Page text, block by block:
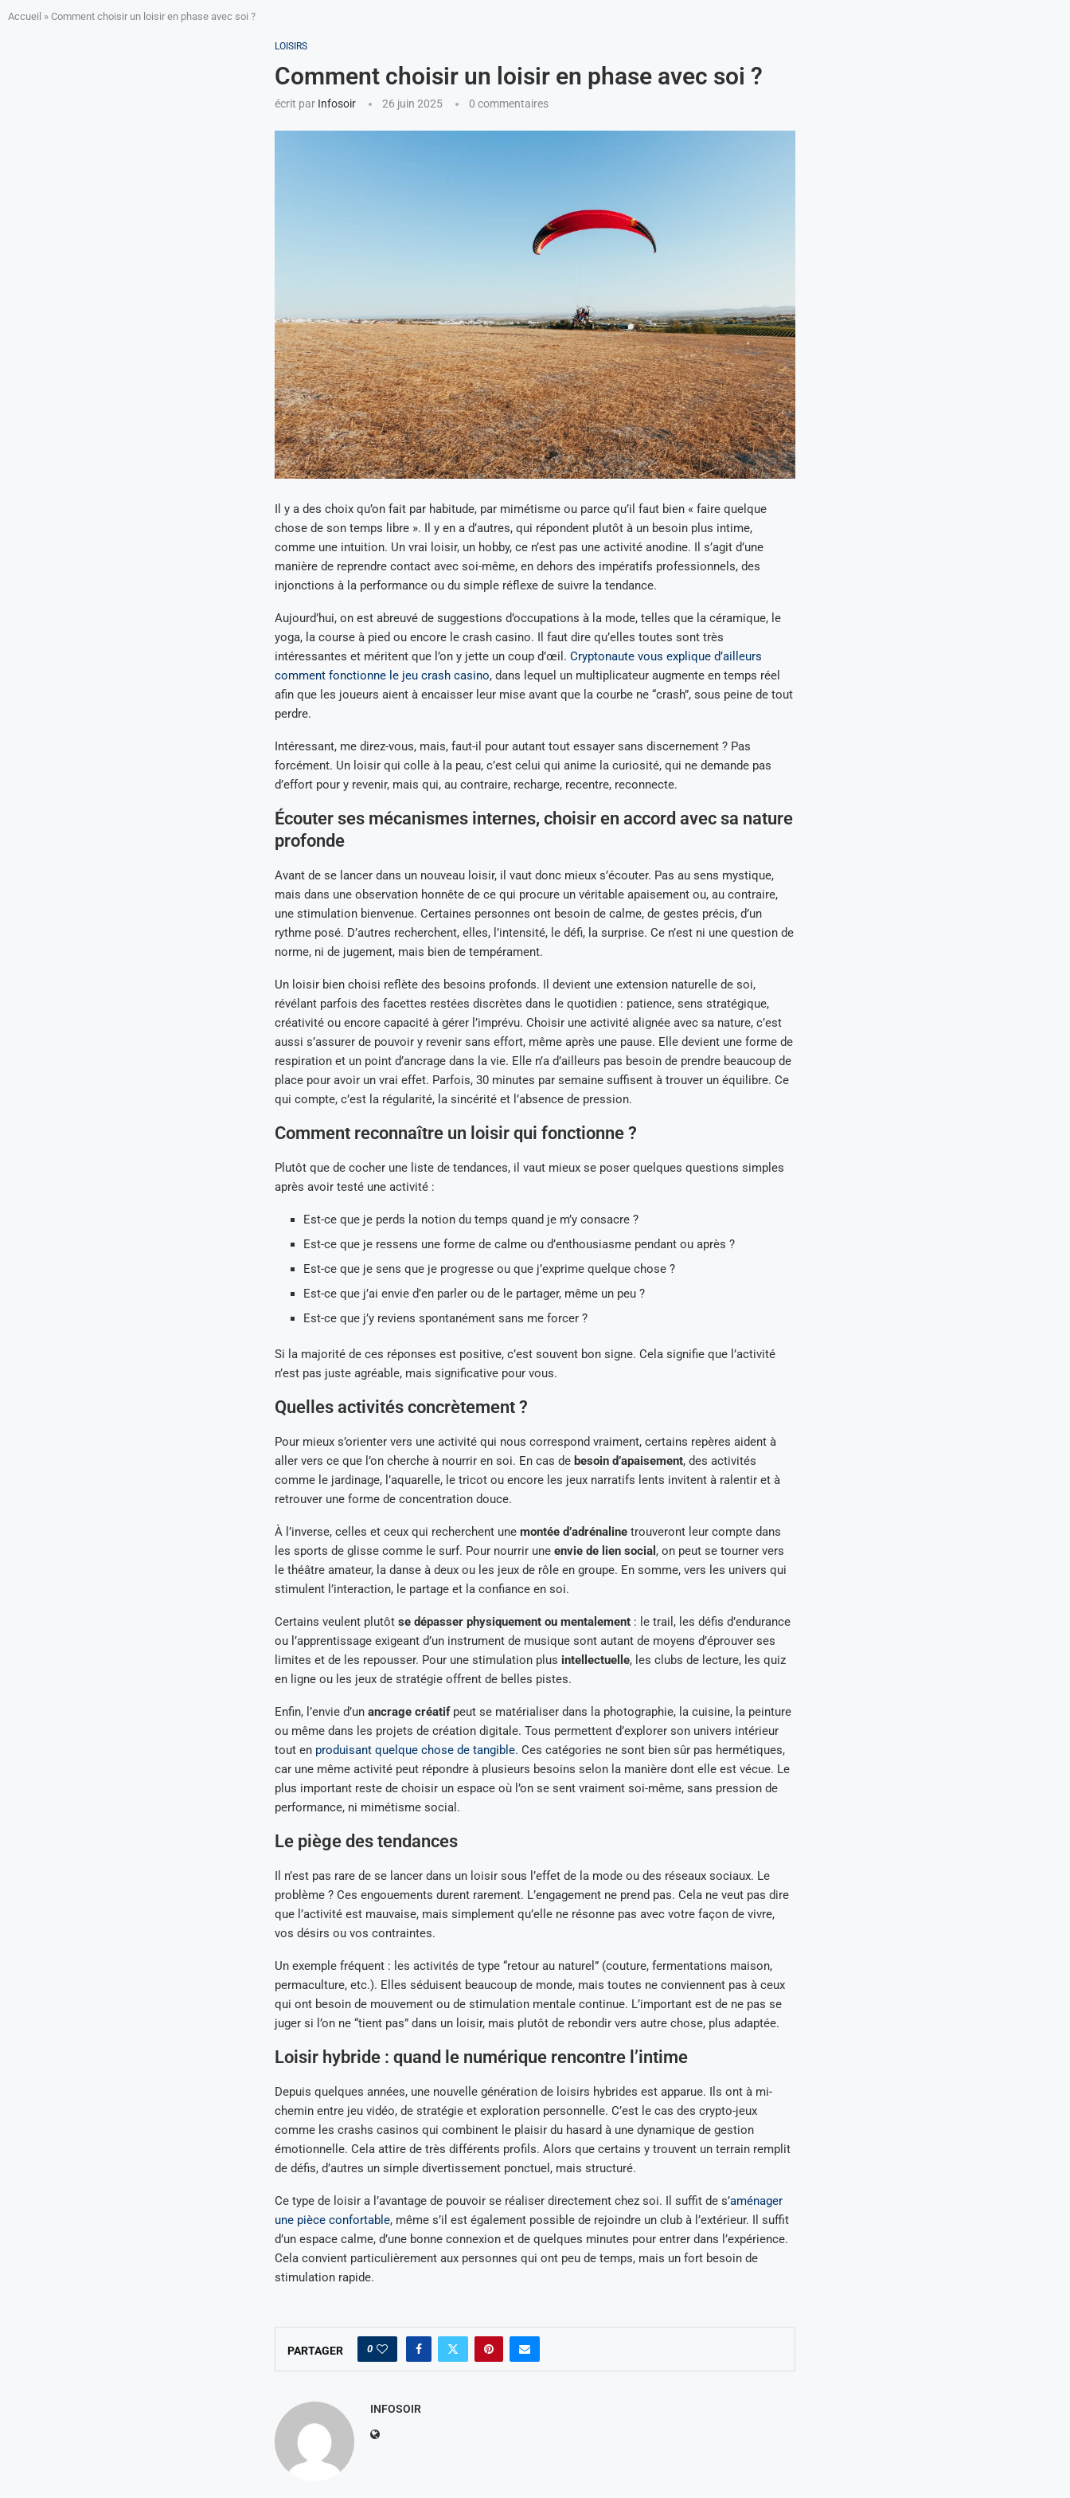
Accueil » Comment choisir un loisir en phase avec soi ?
LOISIRS
Comment choisir un loisir en phase avec soi ?
écrit par Infosoir 26 juin 2025 0 commentaires
Il y a des choix qu’on fait par habitude, par mimétisme ou parce qu’il faut bien « faire quelque
chose de son temps libre ». Il y en a d’autres, qui répondent plutôt à un besoin plus intime,
comme une intuition. Un vrai loisir, un hobby, ce n’est pas une activité anodine. Il s’agit d’une
manière de reprendre contact avec soi-même, en dehors des impératifs professionnels, des
injonctions à la performance ou du simple réflexe de suivre la tendance.
Aujourd’hui, on est abreuvé de suggestions d’occupations à la mode, telles que la céramique, le
yoga, la course à pied ou encore le crash casino. Il faut dire qu’elles toutes sont très
intéressantes et méritent que l’on y jette un coup d’œil. Cryptonaute vous explique d’ailleurs
comment fonctionne le jeu crash casino, dans lequel un multiplicateur augmente en temps réel
afin que les joueurs aient à encaisser leur mise avant que la courbe ne “crash”, sous peine de tout
perdre.
Intéressant, me direz-vous, mais, faut-il pour autant tout essayer sans discernement ? Pas
forcément. Un loisir qui colle à la peau, c’est celui qui anime la curiosité, qui ne demande pas
d’effort pour y revenir, mais qui, au contraire, recharge, recentre, reconnecte.
Écouter ses mécanismes internes, choisir en accord avec sa nature
profonde
Avant de se lancer dans un nouveau loisir, il vaut donc mieux s’écouter. Pas au sens mystique,
mais dans une observation honnête de ce qui procure un véritable apaisement ou, au contraire,
une stimulation bienvenue. Certaines personnes ont besoin de calme, de gestes précis, d’un
rythme posé. D’autres recherchent, elles, l’intensité, le défi, la surprise. Ce n’est ni une question de
norme, ni de jugement, mais bien de tempérament.
Un loisir bien choisi reflète des besoins profonds. Il devient une extension naturelle de soi,
révélant parfois des facettes restées discrètes dans le quotidien : patience, sens stratégique,
créativité ou encore capacité à gérer l’imprévu. Choisir une activité alignée avec sa nature, c’est
aussi s’assurer de pouvoir y revenir sans effort, même après une pause. Elle devient une forme de
respiration et un point d’ancrage dans la vie. Elle n’a d’ailleurs pas besoin de prendre beaucoup de
place pour avoir un vrai effet. Parfois, 30 minutes par semaine suffisent à trouver un équilibre. Ce
qui compte, c’est la régularité, la sincérité et l’absence de pression.
Comment reconnaître un loisir qui fonctionne ?
Plutôt que de cocher une liste de tendances, il vaut mieux se poser quelques questions simples
après avoir testé une activité :
Est-ce que je perds la notion du temps quand je m’y consacre ?
Est-ce que je ressens une forme de calme ou d’enthousiasme pendant ou après ?
Est-ce que je sens que je progresse ou que j’exprime quelque chose ?
Est-ce que j’ai envie d’en parler ou de le partager, même un peu ?
Est-ce que j’y reviens spontanément sans me forcer ?
Si la majorité de ces réponses est positive, c’est souvent bon signe. Cela signifie que l’activité
n’est pas juste agréable, mais significative pour vous.
Quelles activités concrètement ?
Pour mieux s’orienter vers une activité qui nous correspond vraiment, certains repères aident à
aller vers ce que l’on cherche à nourrir en soi. En cas de besoin d’apaisement, des activités
comme le jardinage, l’aquarelle, le tricot ou encore les jeux narratifs lents invitent à ralentir et à
retrouver une forme de concentration douce.
À l’inverse, celles et ceux qui recherchent une montée d’adrénalinetrouveront leur compte dans
les sports de glisse comme le surf. Pour nourrir une envie de lien social , on peut se tourner vers
le théâtre amateur, la danse à deux ou les jeux de rôle en groupe. En somme, vers les univers qui
stimulent l’interaction, le partage et la confiance en soi.
Certains veulent plutôt se dépasser physiquement ou mentalement: le trail, les défis d’endurance
ou l’apprentissage exigeant d’un instrument de musique sont autant de moyens d’éprouver ses
limites et de les repousser. Pour une stimulation plus intellectuelle, les clubs de lecture, les quiz
en ligne ou les jeux de stratégie offrent de belles pistes.
Enfin, l’envie d’un ancrage créatifpeut se matérialiser dans la photographie, la cuisine, la peinture
ou même dans les projets de création digitale. Tous permettent d’explorer son univers intérieur
tout en produisant quelque chose de tangible. Ces catégories ne sont bien sûr pas hermétiques,
car une même activité peut répondre à plusieurs besoins selon la manière dont elle est vécue. Le
plus important reste de choisir un espace où l’on se sent vraiment soi-même, sans pression de
performance, ni mimétisme social.
Le piège des tendances
Il n’est pas rare de se lancer dans un loisir sous l’effet de la mode ou des réseaux sociaux. Le
problème ? Ces engouements durent rarement. L’engagement ne prend pas. Cela ne veut pas dire
que l’activité est mauvaise, mais simplement qu’elle ne résonne pas avec votre façon de vivre,
vos désirs ou vos contraintes.
Un exemple fréquent : les activités de type “retour au naturel” (couture, fermentations maison,
permaculture, etc.). Elles séduisent beaucoup de monde, mais toutes ne conviennent pas à ceux
qui ont besoin de mouvement ou de stimulation mentale continue. L’important est de ne pas se
juger si l’on ne “tient pas” dans un loisir, mais plutôt de rebondir vers autre chose, plus adaptée.
Loisir hybride : quand le numérique rencontre l’intime
Depuis quelques années, une nouvelle génération de loisirs hybrides est apparue. Ils ont à mi-
chemin entre jeu vidéo, de stratégie et exploration personnelle. C’est le cas des crypto-jeux
comme les crashs casinos qui combinent le plaisir du hasard à une dynamique de gestion
émotionnelle. Cela attire de très différents profils. Alors que certains y trouvent un terrain remplit
de défis, d’autres un simple divertissement ponctuel, mais structuré.
Ce type de loisir a l’avantage de pouvoir se réaliser directement chez soi. Il suffit de s’aménager
une pièce confortable, même s’il est également possible de rejoindre un club à l’extérieur. Il suffit
d’un espace calme, d’une bonne connexion et de quelques minutes pour entrer dans l’expérience.
Cela convient particulièrement aux personnes qui ont peu de temps, mais un fort besoin de
stimulation rapide.
PARTAGER 0
INFOSOIR